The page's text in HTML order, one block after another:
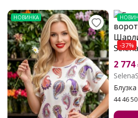
НОВИНКА
-37%
2 774
44 46